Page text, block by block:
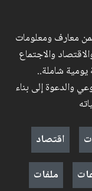
معارف ومعلومات
والاجتماع
شاملة..
والدعوة إلى بناء
اقتصاد
ملفات